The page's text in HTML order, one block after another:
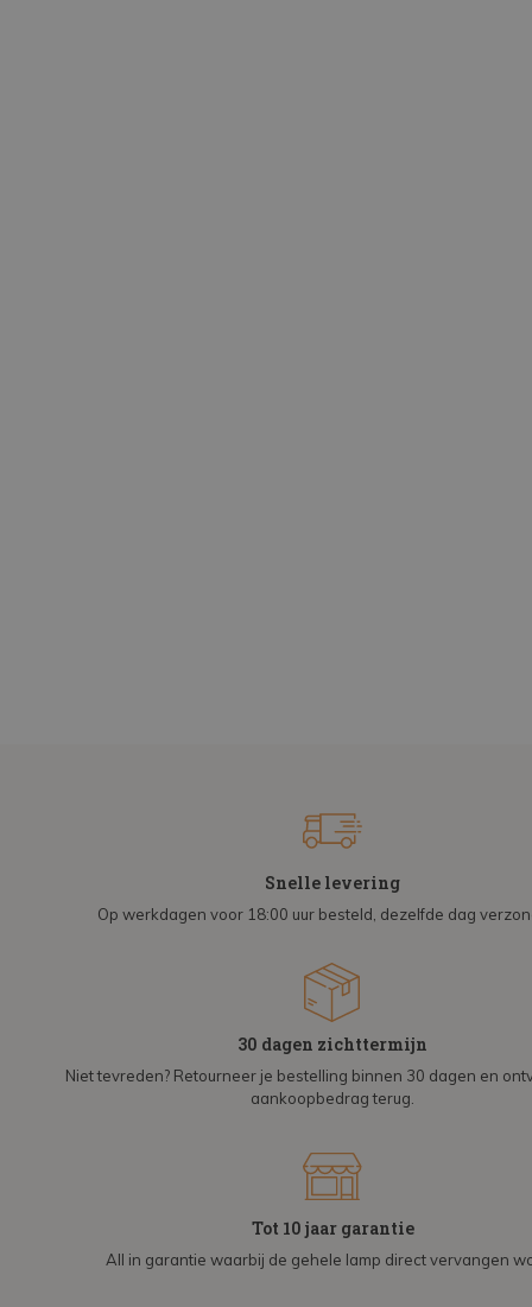
Snelle levering
Op werkdagen voor 18:00 uur besteld, dezelfde dag
30 dagen zichttermijn
Niet tevreden? Retourneer je bestelling binnen 30 dagen en
aankoopbedrag terug.
Tot 10 jaar garantie
All in garantie waarbij de gehele lamp direct vervangen